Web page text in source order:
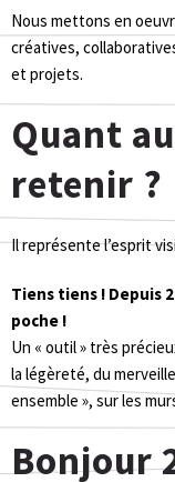
Nous mettons en
créatives,
et projets.
Quant au
retenir ?
Il représente l’esprit
Tiens tiens ! Depuis
poche !
Un « outil » très
la légèreté, du
ensemble », sur les
Bonjour